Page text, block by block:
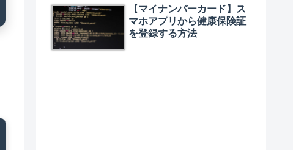
【マイナンバーカード】ス
マホアプリから健康保険証
を登録する方法